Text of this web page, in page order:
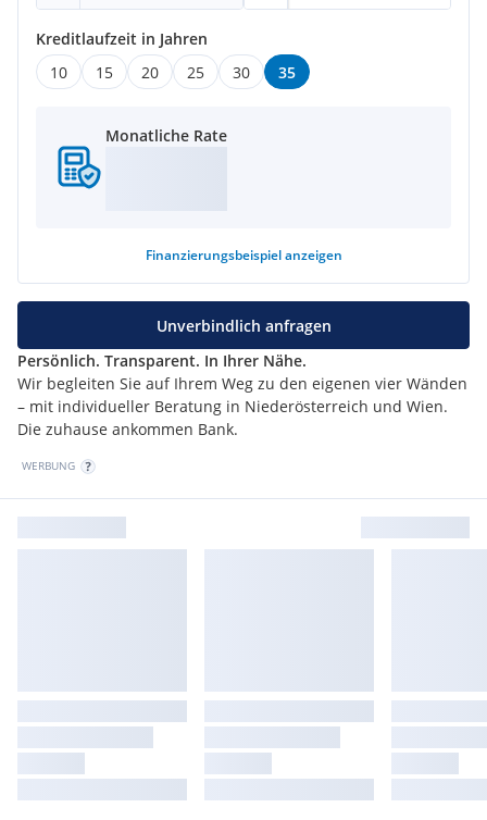
Kreditlaufzeit in Jahren
10
15 20 25 30 35
Monatliche Rate
Finanzierungsbeispiel anzeigen
Persönlich. Transparent. In Ihrer Nähe.
Wir begleiten Sie auf Ihrem Weg zu den eigenen vier Wänden
– mit individueller Beratung in Niederösterreich und Wien.
Die zuhause ankommen Bank.
Unverbindlich anfragen
WERBUNG